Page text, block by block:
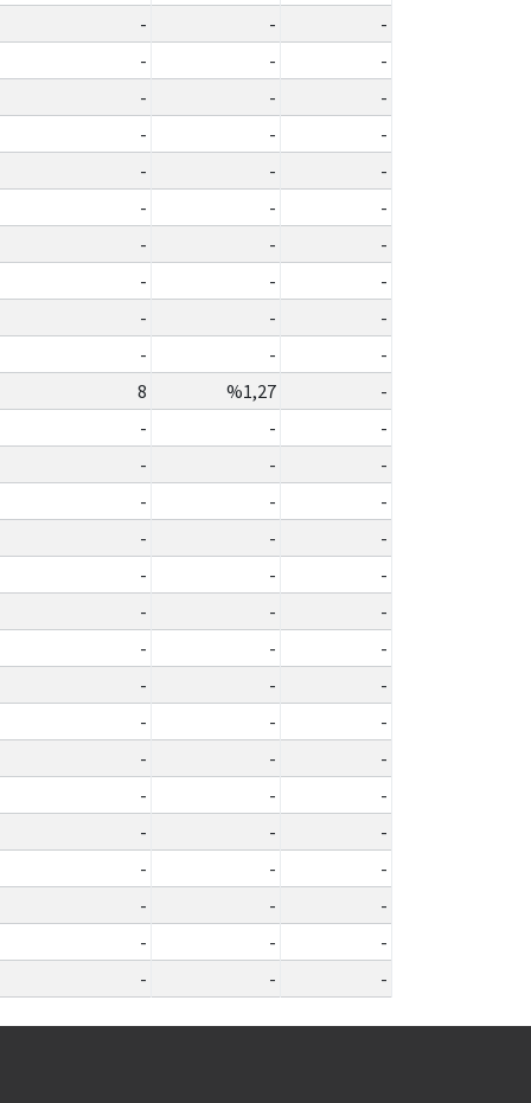
- -
-
- -
-
- -
-
- -
-
- -
-
- -
-
- -
-
- -
-
- -
-
- -
-
8 %1,27
-
- -
-
- -
-
- -
-
- -
-
- -
-
- -
-
- -
-
- -
-
- -
-
- -
-
- -
-
- -
-
- -
-
- -
-
- -
-
- - -